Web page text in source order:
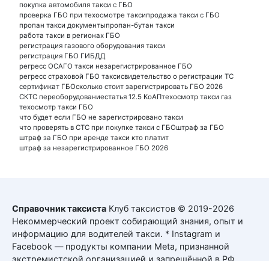
покупка автомобиля такси с ГБО
проверка ГБО при техосмотре таксипродажа такси с ГБО
пропан такси документыпропан-бутан такси
работа такси в регионах ГБО
регистрация газового оборудования такси
регистрация ГБО ГИБДД
регресс ОСАГО такси незарегистрированное ГБО
регресс страховой ГБО таксисвидетельство о регистрации ТС
сертификат ГБОсколько стоит зарегистрировать ГБО 2026
СКТС переоборудованиестатья 12.5 КоАПтехосмотр такси газ
техосмотр такси ГБО
что будет если ГБО не зарегистрировано такси
что проверять в СТС при покупке такси с ГБОштраф за ГБО
штраф за ГБО при аренде такси кто платит
штраф за незарегистрированное ГБО 2026
Справочник таксиста Клуб таксистов © 2019-2026
Некоммерческий проект собирающий знания, опыт и
информацию для водителей такси. * Instagram и
Facebook — продукты компании Meta, признанной